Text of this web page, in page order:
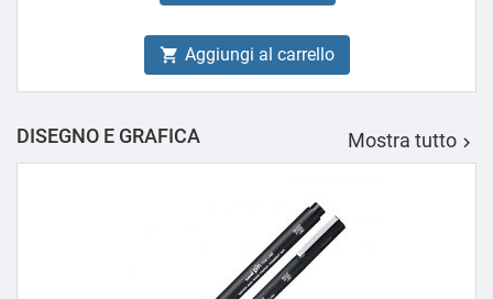
 Aggiungi al carrello
DISEGNO E GRAFICA Mostra tutto 